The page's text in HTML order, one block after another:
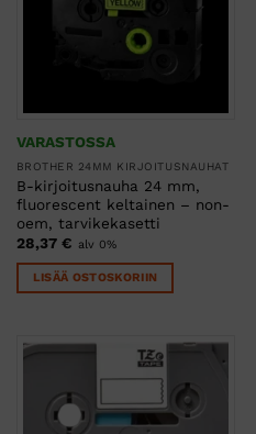
VARASTOSSA
BROTHER 24MM KIRJOITUSNAUHAT
B-kirjoitusnauha 24 mm,
fluorescent keltainen – non-
oem, tarvikekasetti
28,37 € alv 0%
LISÄÄ OSTOSKORIIN